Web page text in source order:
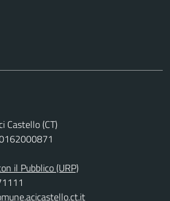
Castello (CT)
il Pubblico (URP)